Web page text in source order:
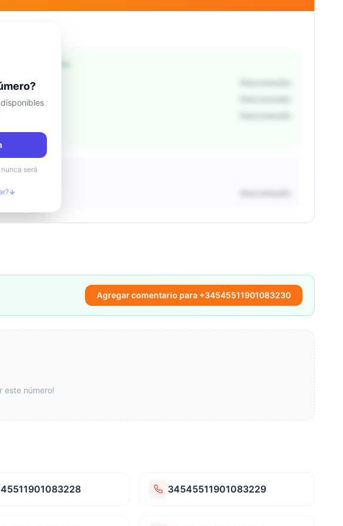
será
Agregar comentario para +34545511901083230
este número!
34545511901083229